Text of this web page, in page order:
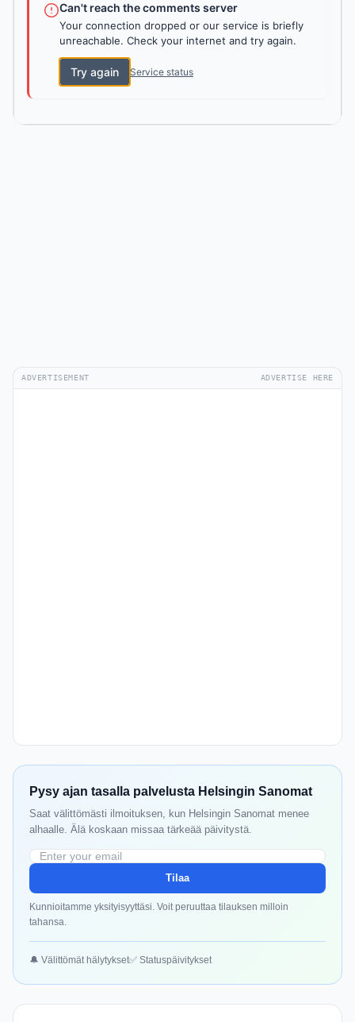
Can't reach the comments server
Your connection dropped or our service is briefly
unreachable. Check your internet and try again.
Try again Service status
ADVERTISEMENT ADVERTISE HERE
Pysy ajan tasalla palvelusta Helsingin Sanomat
Saat välittömästi ilmoituksen, kun Helsingin Sanomat menee
alhaalle. Älä koskaan missaa tärkeää päivitystä.
Tilaa
Kunnioitamme yksityisyyttäsi. Voit peruuttaa tilauksen milloin
tahansa.
🔔 Välittömät hälytykset✅ Statuspäivitykset